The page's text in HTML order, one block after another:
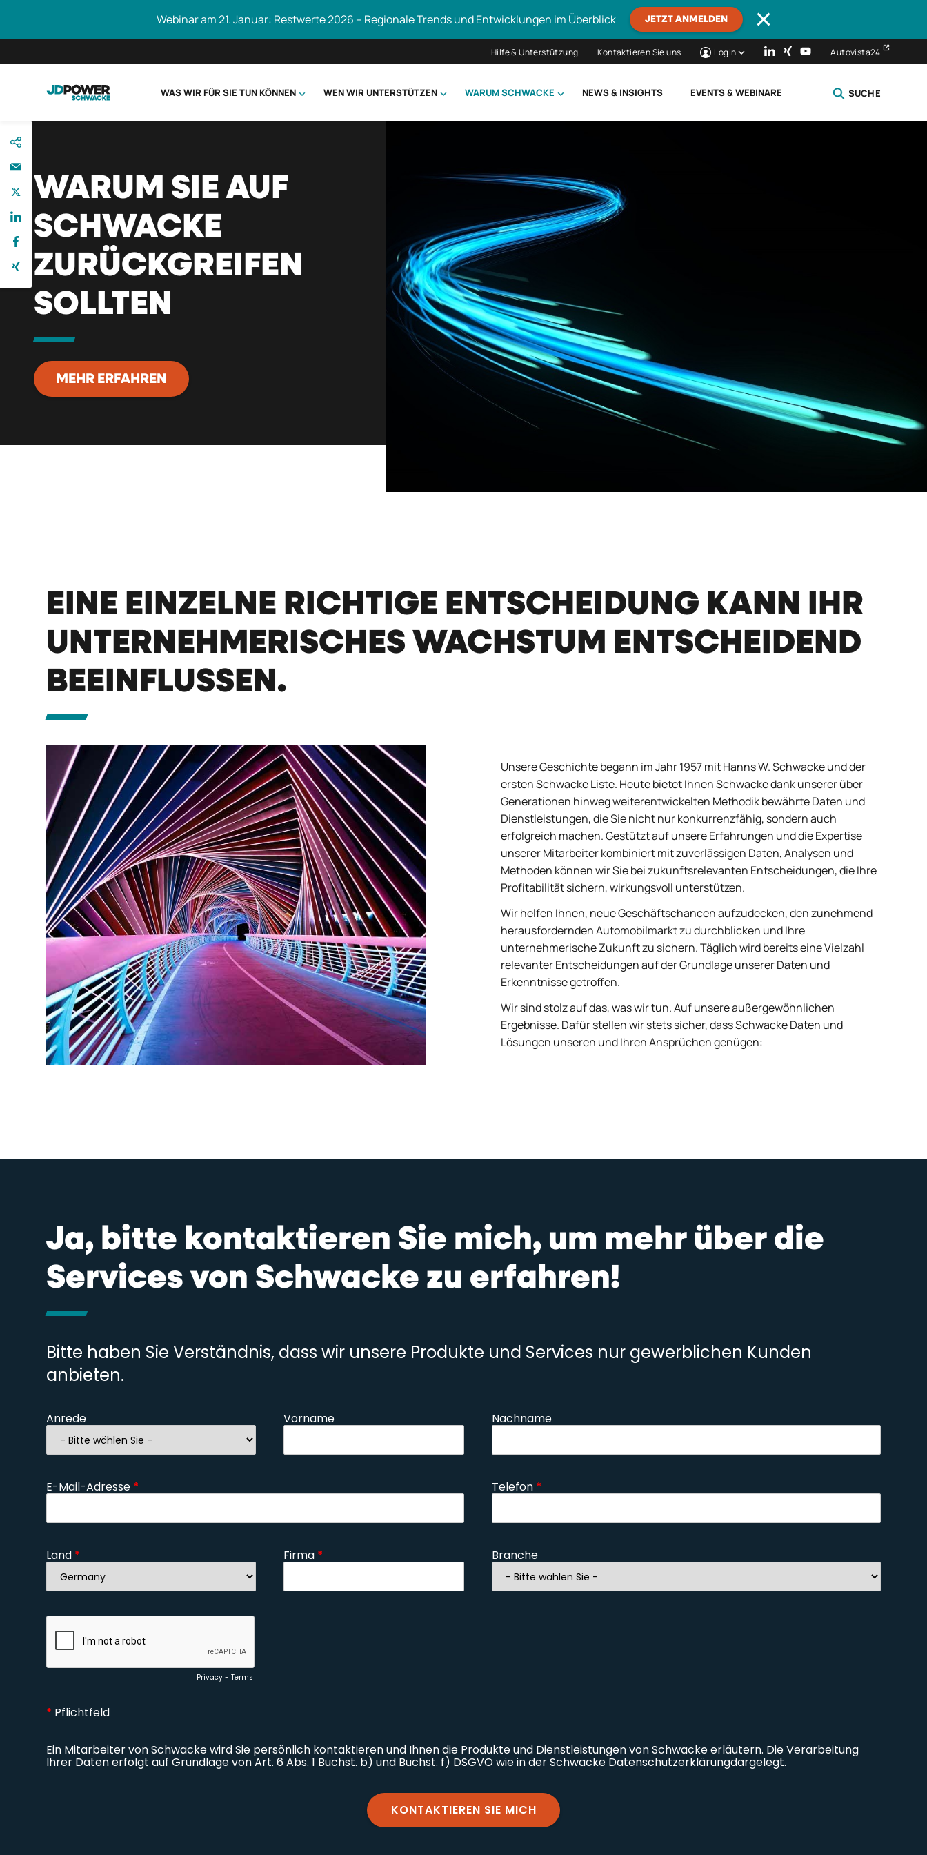
zum
Inhalt
Webinar am 21. Januar: Restwerte 2026 – Regionale Trends und Entwicklungen im Überblick JETZT ANMELDEN
Hilfe & Unterstützung Kontaktieren Sie uns Login Autovista24
WAS WIR FÜR SIE TUN KÖNNEN WEN WIR UNTERSTÜTZEN WARUM SCHWACKE NEWS & INSIGHTS EVENTS & WEBINARE SUCHE
WARUM SIE AUF
SCHWACKE
ZURÜCKGREIFEN
SOLLTEN
MEHR ERFAHREN
EINE EINZELNE RICHTIGE ENTSCHEIDUNG KANN IHR
UNTERNEHMERISCHES WACHSTUM ENTSCHEIDEND
BEEINFLUSSEN.
Unsere Geschichte begann im Jahr 1957 mit Hanns W. Schwacke und der
ersten Schwacke Liste. Heute bietet Ihnen Schwacke dank unserer über
Generationen hinweg weiterentwickelten Methodik bewährte Daten und
Dienstleistungen, die Sie nicht nur konkurrenzfähig, sondern auch
erfolgreich machen. Gestützt auf unsere Erfahrungen und die Expertise
unserer Mitarbeiter kombiniert mit zuverlässigen Daten, Analysen und
Methoden können wir Sie bei zukunftsrelevanten Entscheidungen, die Ihre
Profitabilität sichern, wirkungsvoll unterstützen.
Wir helfen Ihnen, neue Geschäftschancen aufzudecken, den zunehmend
herausfordernden Automobilmarkt zu durchblicken und Ihre
unternehmerische Zukunft zu sichern. Täglich wird bereits eine Vielzahl
relevanter Entscheidungen auf der Grundlage unserer Daten und
Erkenntnisse getroffen.
Wir sind stolz auf das, was wir tun. Auf unsere außergewöhnlichen
Ergebnisse. Dafür stellen wir stets sicher, dass Schwacke Daten und
Lösungen unseren und Ihren Ansprüchen genügen:
Ja, bitte kontaktieren Sie mich, um mehr über die
Services von Schwacke zu erfahren!